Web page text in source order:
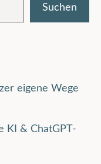
Suchen
eigene Wege
KI & ChatGPT-